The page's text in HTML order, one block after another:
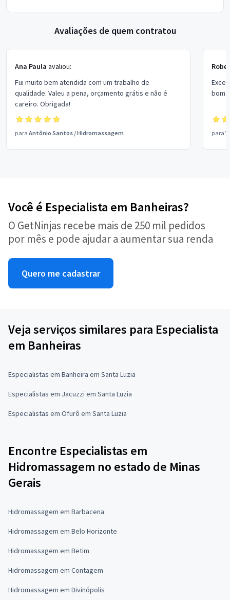
Avaliações de quem contratou
Ana Paula avaliou:
Fui muito bem atendida com um trabalho de
qualidade. Valeu a pena, orçamento grátis e não é
careiro. Obrigada!
para Antônio Santos /Hidromassagem
bom
para
Você é Especialista em Banheiras?
O GetNinjas recebe mais de 250 mil pedidos
por mês e pode ajudar a aumentar sua renda
Quero me cadastrar
Veja serviços similares para Especialista
em Banheiras
Especialistas em Banheira em Santa Luzia
Especialistas em Jacuzzi em Santa Luzia
Especialistas em Ofurô em Santa Luzia
Encontre Especialistas em
Hidromassagem no estado de Minas
Gerais
Hidromassagem em Barbacena
Hidromassagem em Belo Horizonte
Hidromassagem em Betim
Hidromassagem em Contagem
Hidromassagem em Divinópolis